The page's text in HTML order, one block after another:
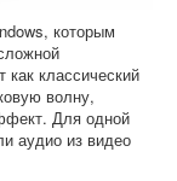
которым
классический
волну,
Для одной
аудио из видео